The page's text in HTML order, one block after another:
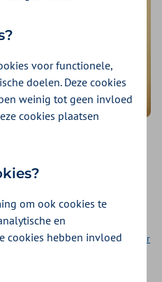
zelf
artikel als onderdeel van
Beter
voor functionele,
doelen. Deze cookies
weinig tot geen invloed
cookies plaatsen
om ook cookies te
en
cookies hebben invloed